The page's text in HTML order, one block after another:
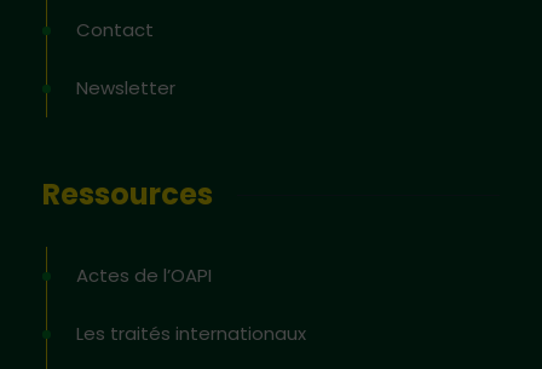
Contact
Newsletter
Ressources
Actes de l’OAPI
Les traités internationaux